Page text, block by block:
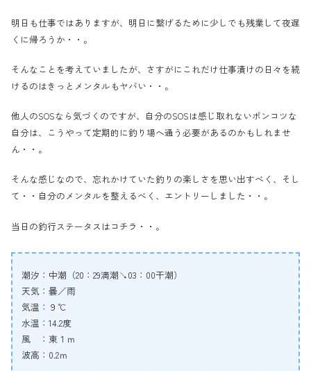
明日も仕事ではありますが、明日に繋げるために少しでも残業して夜遅
くに帰ろうか・・。
そんなことを考えていましたが、さすがにこれだけ仕事漬けの日々を続
けるのはきっとメンタルもヤバい・・。
他人のSOSなら気づくのですが、自分のSOSは感じ取れないポンコツな
自分は、こうやって定期的に釣り場へ通う必要があるのかもしれませ
ん・・。
そんな感じなので、忘れかけていた釣りの楽しさを思い出すべく、そし
て・・自分のメンタルを整えるべく、エントリーしました・・。
当日の釣行ステータスはコチラ・・。
潮汐：中潮（20：29満潮↘03：00干潮）
天気：曇／雨
気温：９℃
水温：14.2度
風 ：東１ｍ
波高：0.2ｍ